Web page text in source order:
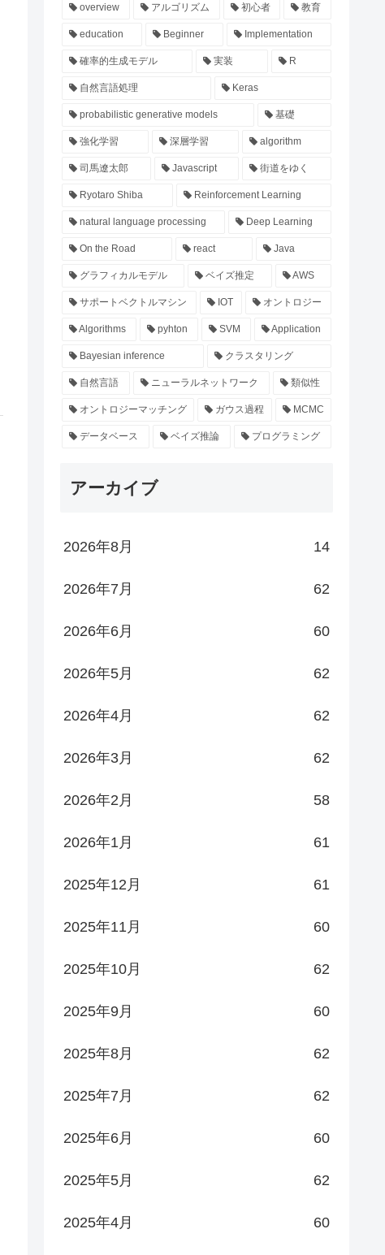
overview アルゴリズム 初心者 教育
education Beginner Implementation
確率的生成モデル 実装 R
自然言語処理 Keras
probabilistic generative models 基礎
強化学習 深層学習 algorithm
司馬遼太郎 Javascript 街道をゆく
Ryotaro Shiba Reinforcement Learning
natural language processing Deep Learning
On the Road react Java
グラフィカルモデル ベイズ推定 AWS
サポートベクトルマシン IOT オントロジー
Algorithms pyhton SVM Application
Bayesian inference クラスタリング
自然言語 ニューラルネットワーク 類似性
オントロジーマッチング ガウス過程 MCMC
データベース ベイズ推論 プログラミング
アーカイブ
2026年8月 14
2026年7月 62
2026年6月 60
2026年5月 62
2026年4月 62
2026年3月 62
2026年2月 58
2026年1月 61
2025年12月 61
2025年11月 60
2025年10月 62
2025年9月 60
2025年8月 62
2025年7月 62
2025年6月 60
2025年5月 62
2025年4月 60